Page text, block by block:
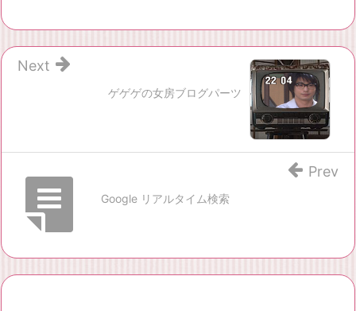
ゲゲゲの女房ブログパーツ
Next
Google リアルタイム検索
Prev